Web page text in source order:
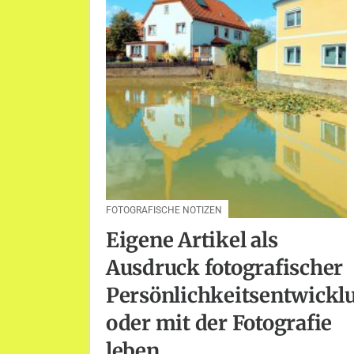
FOTOGRAFISCHE NOTIZEN
Eigene Artikel als
Ausdruck fotografischer
oder mit der Fotografie